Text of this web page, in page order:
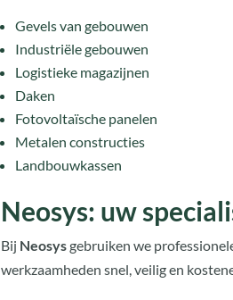
Gevels van gebouwen
Industriële gebouwen
Logistieke magazijnen
Daken
Fotovoltaïsche panelen
Metalen constructies
Landbouwkassen
Neosys: uw
Bij Neosysgebruiken we
werkzaamheden snel, veilig en